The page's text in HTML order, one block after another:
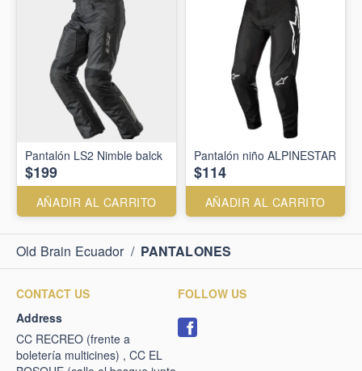
Pantalón LS2 Nimble balck
$199
AÑADIR AL CARRITO
Pantalón niño ALPINESTAR
$114
AÑADIR AL CARRITO
Old Brain Ecuador / PANTALONES
CONTACT US
Address
CC RECREO (frente a
boletería multicines) , CC EL
FOLLOW US